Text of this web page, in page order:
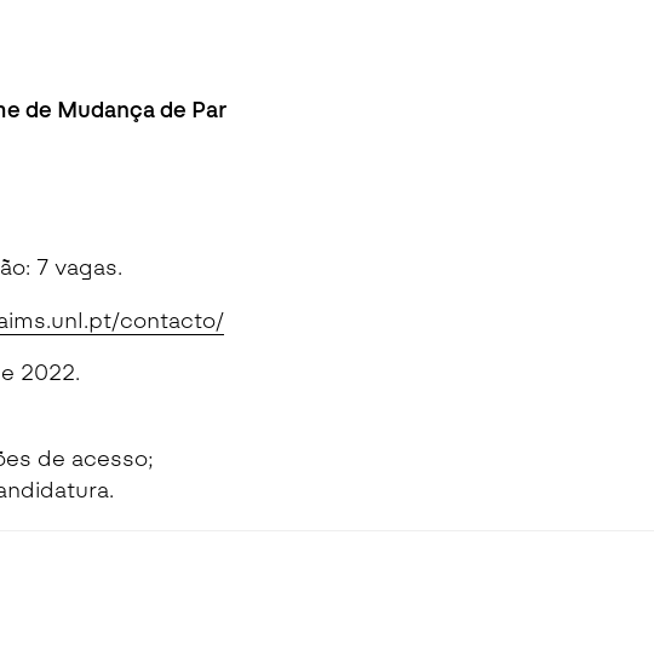
Seguros de Acidentes Pessoais
de Mudança de Par
7 vagas.
contacto/
2022.
de acesso;